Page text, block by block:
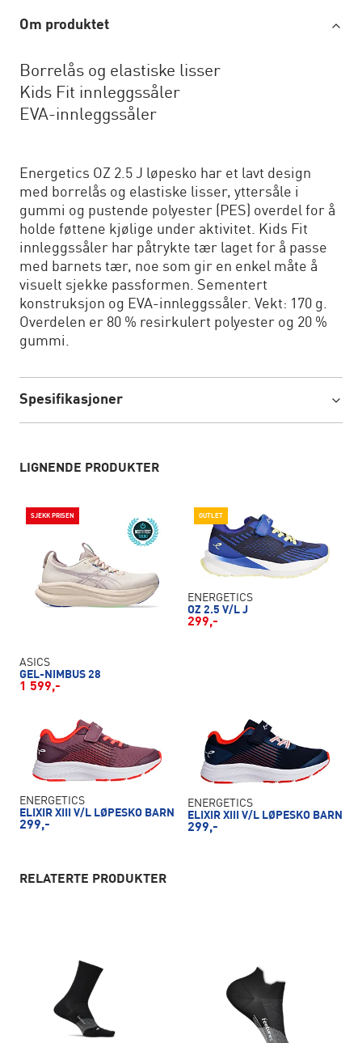
Om produktet
Borrelås og elastiske lisser
Kids Fit innleggssåler
EVA-innleggssåler
Energetics OZ 2.5 J løpesko har et lavt design
med borrelås og elastiske lisser, yttersåle i
gummi og pustende polyester (PES) overdel for å
holde føttene kjølige under aktivitet. Kids Fit
innleggssåler har påtrykte tær laget for å passe
med barnets tær, noe som gir en enkel måte å
visuelt sjekke passformen. Sementert
konstruksjon og EVA-innleggssåler. Vekt: 170 g.
Overdelen er 80 % resirkulert polyester og 20 %
gummi.
Spesifikasjoner
LIGNENDE PRODUKTER
SJEKK PRISEN
ASICS
GEL-NIMBUS 28
1 599,-
OUTLET
ENERGETICS
OZ 2.5 V/L J
299,-
ENERGETICS
ELIXIR XIII V/L LØPESKO BARN
299,-
ENERGETICS
ELIXIR XIII V/L LØPESKO BARN
299,-
RELATERTE PRODUKTER